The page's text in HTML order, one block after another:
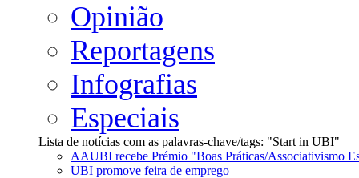
Opinião
Reportagens
Infografias
Especiais
Lista de notícias com as palavras-chave/tags: "Start in UBI"
AAUBI recebe Prémio "Boas Práticas/Associativismo
UBI promove feira de emprego